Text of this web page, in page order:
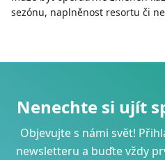
sezónu, naplněnost resortu či
Nenechte si ujít
Objevujte s námi svět!
newsletteru a buďte vždy